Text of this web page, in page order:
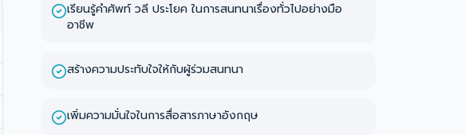
เรียนรู้คำศัพท์ วลี ประโยค ในการสนทนาเรื่องทั่วไปอย่างมือ
อาชีพ
สร้างความประทับใจให้กับผู้ร่วมสนทนา
เพิ่มความมั่นใจในการสื่อสารภาษาอังกฤษ